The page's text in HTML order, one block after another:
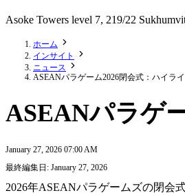
Asoke Towers level 7, 219/22
ホーム
インサイト
ニュース
ASEANパラゲーム2026閉会式：ハイラ
ASEANパラゲ
January 27, 2026 07:00 AM
最終編集日: January 27, 2026
2026年ASEANパラゲームズの閉会